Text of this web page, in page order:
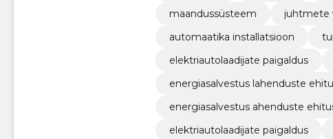
maandussüsteem
juhtmete
automaatika installatsioon
elektriautolaadijate paigaldus
energiasalvestus lahenduste
energiasalvestus ahenduste
elektriautolaadijate paigaldus